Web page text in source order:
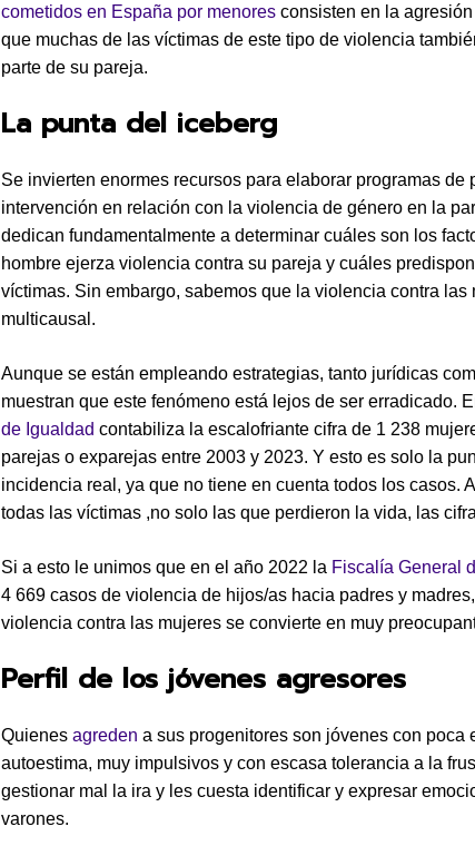
cometidos en España por menores consisten en la
que muchas de las víctimas de este tipo de violencia
parte de su pareja.
La punta del iceberg
Se invierten enormes recursos para elaborar programas de
intervención en relación con la violencia de género en la
dedican fundamentalmente a determinar cuáles son los
hombre ejerza violencia contra su pareja y cuáles
víctimas. Sin embargo, sabemos que la violencia contra las
multicausal.
Aunque se están empleando estrategias, tanto jurídicas
muestran que este fenómeno está lejos de ser erradicado.
de Igualdad contabiliza la escalofriante cifra de 1 238
parejas o exparejas entre 2003 y 2023. Y esto es solo la
incidencia real, ya que no tiene en cuenta todos los casos.
todas las víctimas ,no solo las que perdieron la vida, las
Si a esto le unimos que en el año 2022 la Fiscalía General
4 669 casos de violencia de hijos/as hacia padres y
violencia contra las mujeres se convierte en muy
Perfil de los jóvenes agresores
Quienes agreden a sus progenitores son jóvenes con poca
autoestima, muy impulsivos y con escasa tolerancia a la
gestionar mal la ira y les cuesta identificar y expresar
varones.